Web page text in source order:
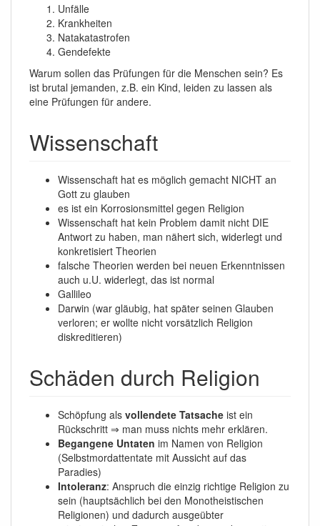
Unfälle
Krankheiten
Natakatastrofen
Gendefekte
Warum sollen das Prüfungen für die Menschen sein? Es
ist brutal jemanden, z.B. ein Kind, leiden zu lassen als
eine Prüfungen für andere.
Wissenschaft
Wissenschaft hat es möglich gemacht NICHT an
Gott zu glauben
es ist ein Korrosionsmittel gegen Religion
Wissenschaft hat kein Problem damit nicht DIE
Antwort zu haben, man nähert sich, widerlegt und
konkretisiert Theorien
falsche Theorien werden bei neuen Erkenntnissen
auch u.U. widerlegt, das ist normal
Gallileo
Darwin (war gläubig, hat später seinen Glauben
verloren; er wollte nicht vorsätzlich Religion
diskreditieren)
Schäden durch Religion
Schöpfung als vollendete Tatsache ist ein
Rückschritt ⇒ man muss nichts mehr erklären.
Begangene Untaten im Namen von Religion
(Selbstmordattentate mit Aussicht auf das
Paradies)
Intoleranz: Anspruch die einzig richtige Religion zu
sein (hauptsächlich bei den Monotheistischen
Religionen) und dadurch ausgeübter